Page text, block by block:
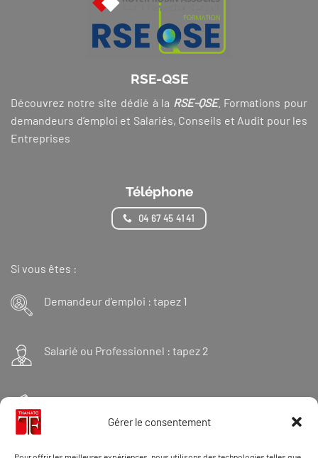
Gérer le consentement
RSE-QSE
Découvrez notre site dédié à la RSE-QSE. Formations pour
demandeurs d’emploi et Salariés, Conseils et Audit pour les
Entreprises
Téléphone
04 67 45 41 41
Si vous êtes :
Demandeur d’emploi : tapez 1
Salarié ou Professionnel : tapez 2
Financeur : tapez 3
Et « 98 » pour une formation Thanatopraxie